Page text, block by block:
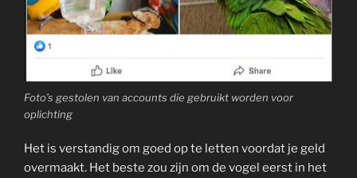
Foto’s gestolen van accounts die gebruikt worden voor
oplichting
Het is verstandig om goed op te letten voordat je geld
overmaakt. Het beste zou zijn om de vogel eerst in het